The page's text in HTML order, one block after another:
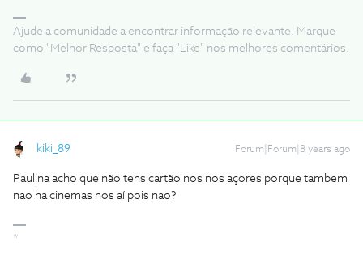
Ajude a comunidade a encontrar informação relevante. Marque
como "Melhor Resposta" e faça "Like" nos melhores comentários.
kiki_89 Forum|Forum|8 years ago
Paulina acho que não tens cartão nos nos açores porque tambem
nao ha cinemas nos aí pois nao?
*